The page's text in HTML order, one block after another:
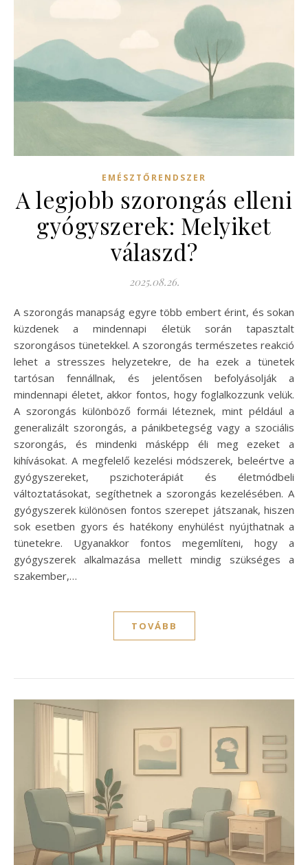
EMÉSZTŐRENDSZER
A legjobb szorongás elleni
gyógyszerek: Melyiket
válaszd?
2025.08.26.
A szorongás manapság egyre több embert érint, és sokan
küzdenek a mindennapi életük során tapasztalt
szorongásos tünetekkel. A szorongás természetes reakció
lehet a stresszes helyzetekre, de ha ezek a tünetek
tartósan fennállnak, és jelentősen befolyásolják a
mindennapi életet, akkor fontos, hogy foglalkozzunk velük.
A szorongás különböző formái léteznek, mint például a
generalizált szorongás, a pánikbetegség vagy a szociális
szorongás, és mindenki másképp éli meg ezeket a
kihívásokat. A megfelelő kezelési módszerek, beleértve a
gyógyszereket, pszichoterápiát és életmódbeli
változtatásokat, segíthetnek a szorongás kezelésében. A
gyógyszerek különösen fontos szerepet játszanak, hiszen
sok esetben gyors és hatékony enyhülést nyújthatnak a
tünetekre. Ugyanakkor fontos megemlíteni, hogy a
gyógyszerek alkalmazása mellett mindig szükséges a
szakember,…
TOVÁBB